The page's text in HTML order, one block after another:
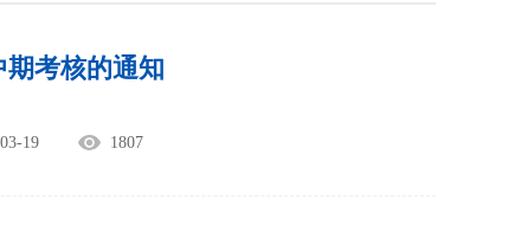
生文件资料
规章制度
期考核的通知
19 1807